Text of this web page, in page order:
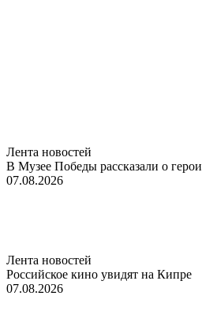
Лента новостей
В Музее Победы рассказали о
07.08.2026
Лента новостей
Российское кино увидят на Кипре
07.08.2026